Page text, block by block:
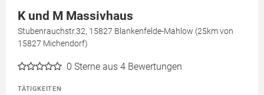
K und M Massivhaus
Stubenrauchstr.32, 15827 Blankenfelde-Mahlow (25km von
15827 Michendorf)
0 Sterne aus 4 Bewertungen
TÄTIGKEITEN